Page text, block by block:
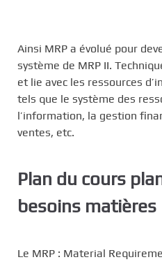
Ainsi MRP a évolué pour
système de MRP II.
et lie avec les ressources
tels que le système des
l’information, la gestion
ventes, etc.
Plan du cours
besoins matières
Le MRP : Material